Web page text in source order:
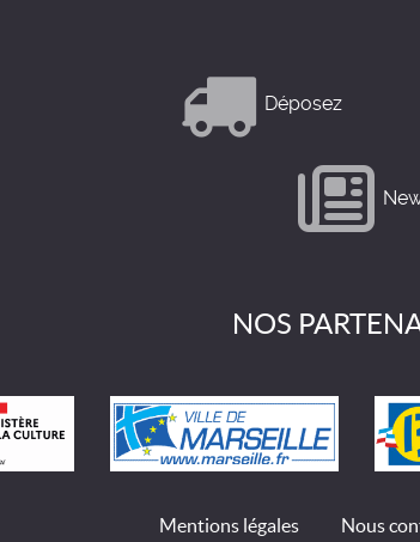
Déposez
NOS
Mentions légales Nous